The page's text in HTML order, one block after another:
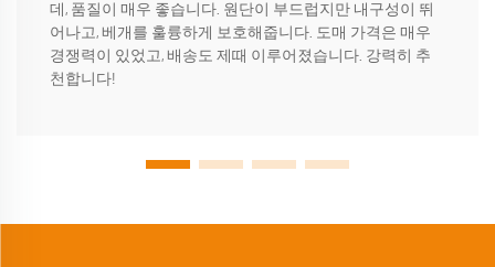
데, 품질이 매우 좋습니다. 원단이 부드럽지만 내구성이 뛰
어나고, 베개를 훌륭하게 보호해줍니다. 도매 가격은 매우
경쟁력이 있었고, 배송도 제때 이루어졌습니다. 강력히 추
천합니다!